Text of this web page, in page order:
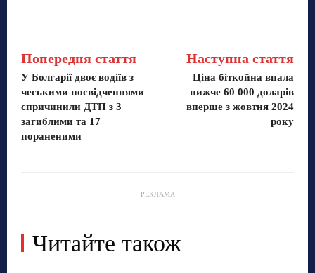
Попередня стаття
У Болгарії двоє водіїв з
чеськими посвідченнями
спричинили ДТП з 3
загиблими та 17
пораненими
Наступна стаття
Ціна біткойна впала
нижче 60 000 доларів
вперше з жовтня 2024
року
РЕКЛАМА
Читайте також